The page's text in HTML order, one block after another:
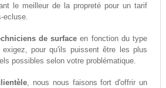
le meilleur de la propreté pour un tarif
ecluse.
de surface en fonction du type
pour qu'ils puissent être les plus
possibles selon votre problématique.
, nous nous faisons fort d'offrir un